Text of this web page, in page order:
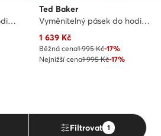
Vyměnitelný pásek do hodinek Apple Watch · Zlatá
Ted Baker
Vyměnitelný pásek do hodinek Apple Watch · Černá
Aktuální cena
1 639 Kč
Běžná cena1 995 Kč-17%
Nejnižší cena1 995 Kč-17%
Filtrovat 1